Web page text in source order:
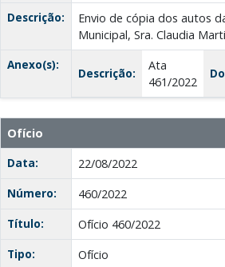
Descrição:
Envio de cópia dos autos
Municipal, Sra. Claudia
Anexo(s):
Descrição:
Ata
461/2022
Ofício
Data:
22/08/2022
Número:
460/2022
Título:
Ofício 460/2022
Tipo:
Ofício